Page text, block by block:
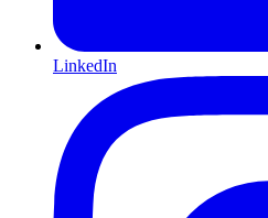
LinkedIn